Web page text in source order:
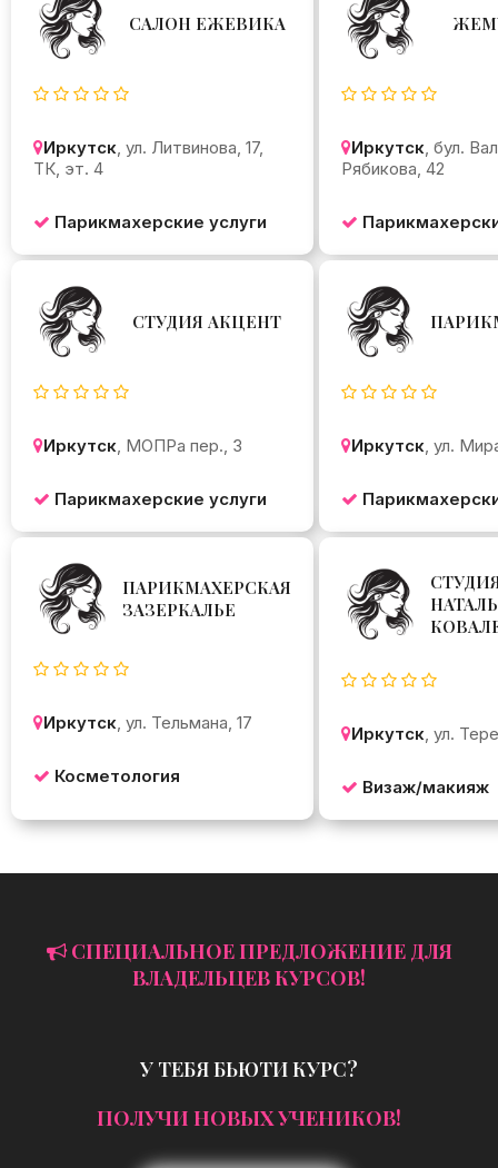
САЛОН ЕЖЕВИКА
Иркутск, ул. Литвинова, 17,
ТК, эт. 4
Парикмахерские услуги
Иркутск, бул.
Рябикова, 42
СТУДИЯ АКЦЕНТ
Иркутск, МОПРа пер., 3
Парикмахерские услуги
Иркутск, ул.
ПАРИКМАХЕРСКАЯ
ЗАЗЕРКАЛЬЕ
Иркутск, ул. Тельмана, 17
Косметология
Иркутск, ул.
Визаж/макияж
СПЕЦИАЛЬНОЕ ПРЕДЛОЖЕНИЕ ДЛЯ
ВЛАДЕЛЬЦЕВ КУРСОВ!
У ТЕБЯ БЬЮТИ КУРС?
ПОЛУЧИ НОВЫХ УЧЕНИКОВ!